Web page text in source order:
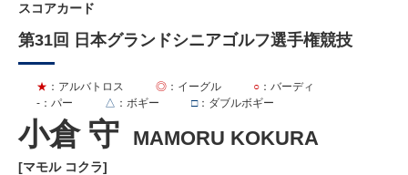
スコアカード
第31回 日本グランドシニアゴルフ選手権競技
小倉 守 MAMORU KOKURA
[マモル コクラ]
★ ：アルバトロス ◎ ：イーグル ○ ：バーディ
- ：パー △ ：ボギー □：ダブルボギー